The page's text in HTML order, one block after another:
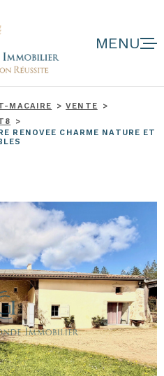
NOS BIENS
NOTRE
AVIS CLIENTS
CONTACT
MACAIRE
VENTE
RENOVEE CHARME NATURE ET